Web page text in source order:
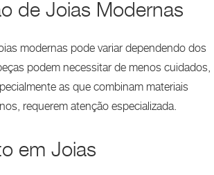
de Joias Modernas
modernas pode variar dependendo dos
podem necessitar de menos cuidados,
as que combinam materiais
requerem atenção especializada.
em Joias